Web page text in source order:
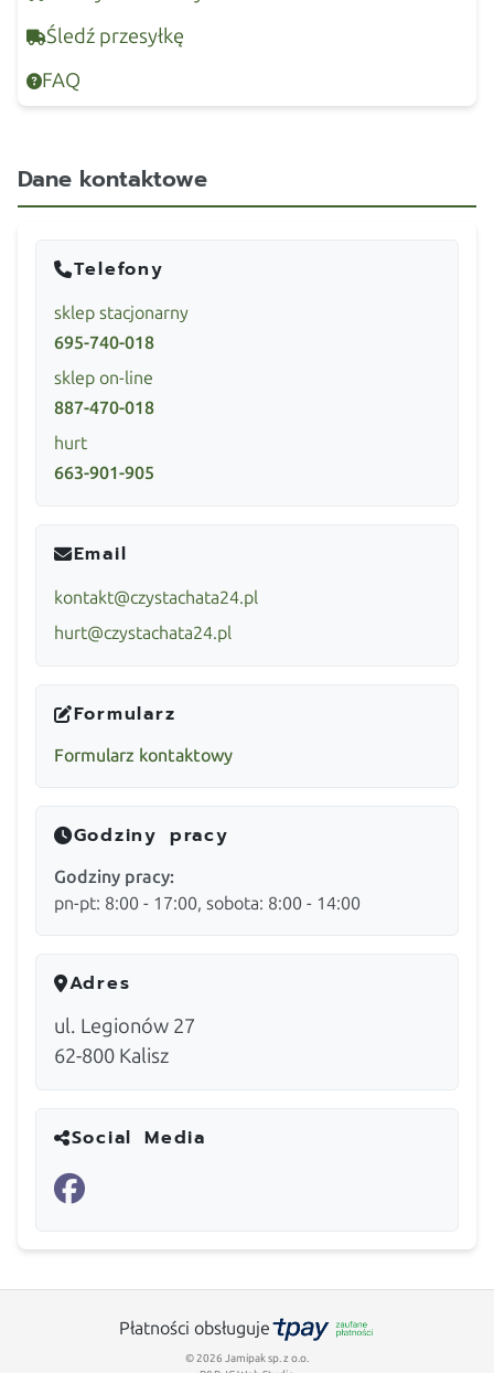
Śledź przesyłkę
FAQ
Dane kontaktowe
Telefony
sklep stacjonarny
695-740-018
sklep on-line
887-470-018
hurt
663-901-905
Email
kontakt@czystachata24.pl
hurt@czystachata24.pl
Formularz
Formularz kontaktowy
Godziny pracy
Godziny pracy:
pn-pt: 8:00 - 17:00, sobota: 8:00 - 14:00
Adres
ul. Legionów 27
62-800 Kalisz
Social Media
Płatności obsługuje
© 2026 Jamipak sp. z o.o.